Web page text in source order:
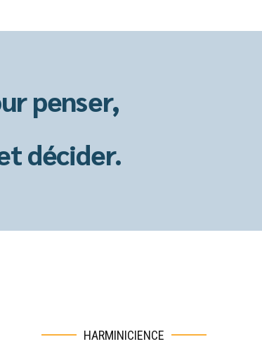
penser,
décider.
HARMINICIENCE